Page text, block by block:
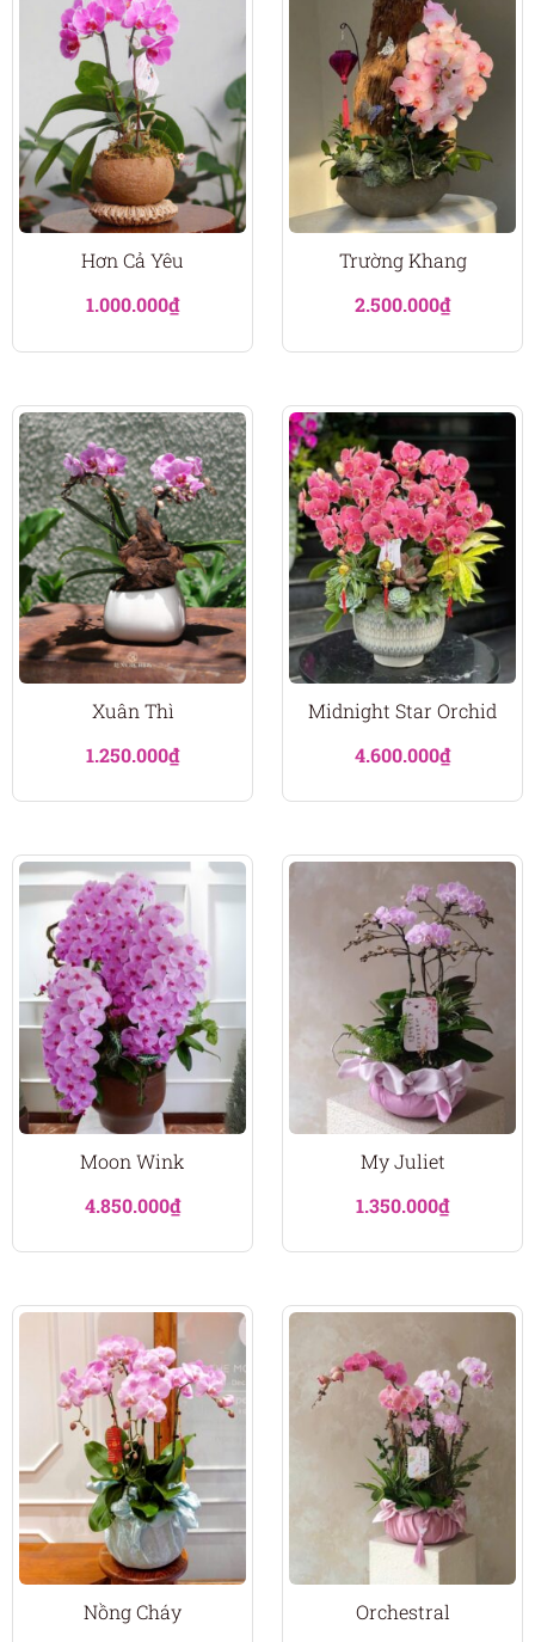
Hơn Cả Yêu
1.000.000₫
Trường Khang
2.500.000₫
Xuân Thì
1.250.000₫
Midnight Star Orchid
4.600.000₫
Moon Wink
4.850.000₫
My Juliet
1.350.000₫
Nồng Cháy Orchestral